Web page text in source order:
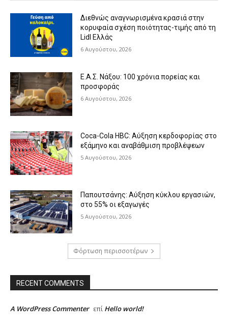
Διεθνώς αναγνωρισμένα κρασιά στην
κορυφαία σχέση ποιότητας-τιμής από τη
Lidl Ελλάς
6 Αυγούστου, 2026
Ε.Α.Σ. Νάξου: 100 χρόνια πορείας και
προσφοράς
6 Αυγούστου, 2026
Coca-Cola HBC: Αύξηση κερδοφορίας στο
εξάμηνο και αναβάθμιση προβλέψεων
5 Αυγούστου, 2026
Παπουτσάνης: Αύξηση κύκλου εργασιών,
στο 55% οι εξαγωγές
5 Αυγούστου, 2026
Φόρτωση περισσοτέρων
RECENT COMMENTS
A WordPress Commenter επί Hello world!